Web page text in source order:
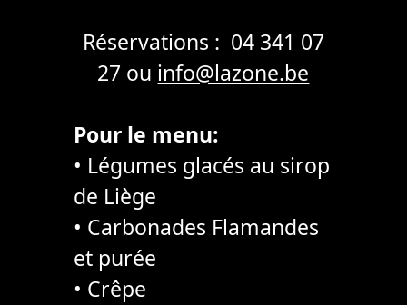
Réservations : 04 341 07
27 ou info@lazone.be
Pour le menu:
• Légumes glacés au sirop
de Liège
• Carbonades Flamandes
et purée
• Crêpe